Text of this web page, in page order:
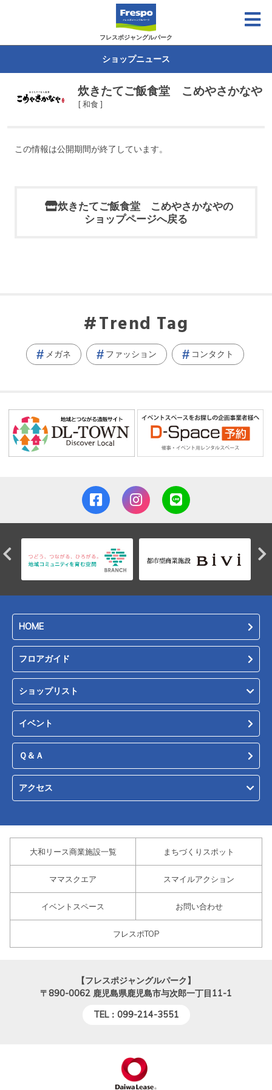
フレスポジャングルパーク
ショップニュース
炊きたてご飯食堂 こめやさかなや
[ 和食 ]
この情報は公開期間が終了しています。
炊きたてご飯食堂 こめやさかなやの
ショップページへ戻る
Trend Tag
メガネ ファッション コンタクト
HOME
フロアガイド
ショップリスト
イベント
Ｑ＆Ａ
アクセス
大和リース商業施設一覧 まちづくりスポット
ママスクエア スマイルアクション
イベントスペース お問い合わせ
フレスポTOP
【フレスポジャングルパーク】
〒890-0062 鹿児島県鹿児島市与次郎一丁目11-1
TEL：099-214-3551